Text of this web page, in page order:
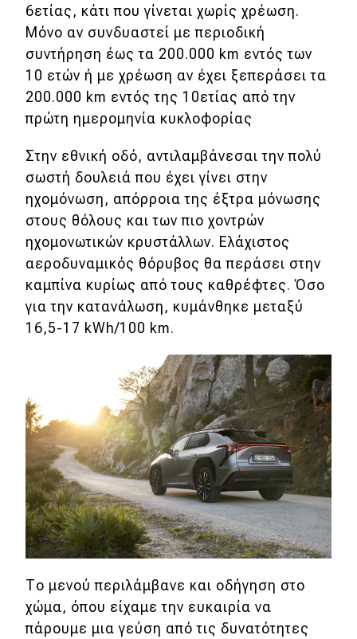
6ετίας, κάτι που γίνεται χωρίς χρέωση.
Μόνο αν συνδυαστεί με περιοδική
συντήρηση έως τα 200.000 km εντός των
10 ετών ή με χρέωση αν έχει ξεπεράσει τα
200.000 km εντός της 10ετίας από την
πρώτη ημερομηνία κυκλοφορίας
Στην εθνική οδό, αντιλαμβάνεσαι την πολύ
σωστή δουλειά που έχει γίνει στην
ηχομόνωση, απόρροια της έξτρα μόνωσης
στους θόλους και των πιο χοντρών
ηχομονωτικών κρυστάλλων. Ελάχιστος
αεροδυναμικός θόρυβος θα περάσει στην
καμπίνα κυρίως από τους καθρέφτες. Όσο
για την κατανάλωση, κυμάνθηκε μεταξύ
16,5-17 kWh/100 km.
Το μενού περιλάμβανε και οδήγηση στο
χώμα, όπου είχαμε την ευκαιρία να
πάρουμε μια γεύση από τις δυνατότητες